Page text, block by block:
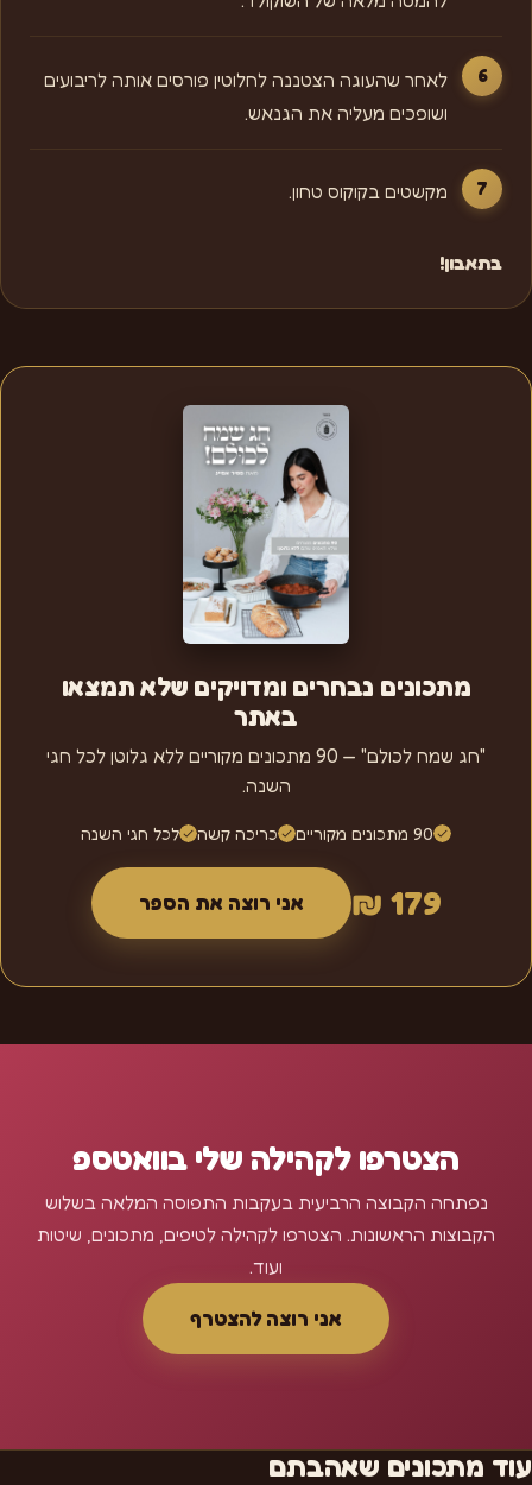
לאחר שהעוגה הצטננה לחלוטין פורסים אותה לריבועים
ושופכים מעליה את הגנאש.
מקשטים בקוקוס טחון.
בתאבון!
מתכונים נבחרים ומדויקים שלא תמצאו
באתר
"חג שמח לכולם" — 90 מתכונים מקוריים ללא גלוטן לכל חגי
השנה.
90 מתכונים מקוריים כריכה קשה לכל חגי השנה
179 ₪ אני רוצה את הספר
הצטרפו לקהילה שלי בוואטספ
נפתחה הקבוצה הרביעית בעקבות התפוסה המלאה בשלוש
הקבוצות הראשונות. הצטרפו לקהילה לטיפים, מתכונים, שיטות
ועוד.
אני רוצה להצטרף
עוד מתכונים שאהבתם